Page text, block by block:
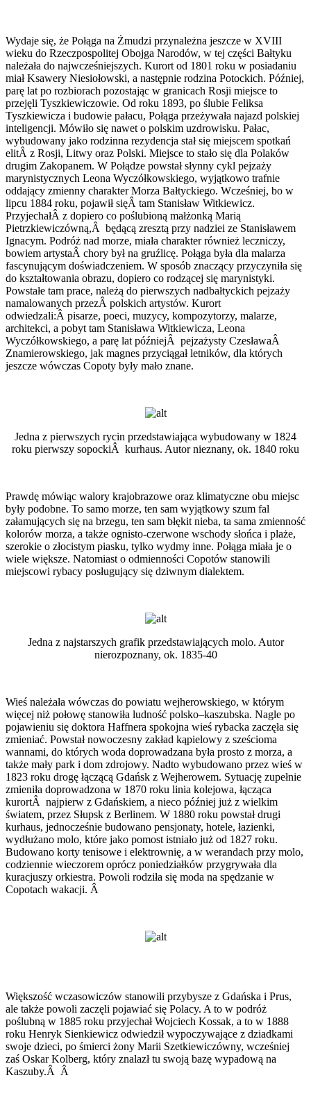
Wydaje się, że Połąga na Żmudzi przynależna jeszcze w XVIII
wieku do Rzeczpospolitej Obojga Narodów, w tej części Bałtyku
należała do najwcześniejszych. Kurort od 1801 roku w posiadaniu
miał Ksawery Niesiołowski, a następnie rodzina Potockich. Później,
parę lat po rozbiorach pozostając w granicach Rosji miejsce to
przejęli Tyszkiewiczowie. Od roku 1893, po ślubie Feliksa
Tyszkiewicza i budowie pałacu, Połąga przeżywała najazd polskiej
inteligencji. Mówiło się nawet o polskim uzdrowisku. Pałac,
wybudowany jako rodzinna rezydencja stał się miejscem spotkań
elitÂ z Rosji, Litwy oraz Polski. Miejsce to stało się dla Polaków
drugim Zakopanem. W Połądze powstał słynny cykl pejzaży
marynistycznych Leona Wyczółkowskiego, wyjątkowo trafnie
oddający zmienny charakter Morza Bałtyckiego. Wcześniej, bo w
lipcu 1884 roku, pojawił sięÂ tam Stanisław Witkiewicz.
PrzyjechałÂ z dopiero co poślubioną małżonką Marią
Pietrzkiewiczówną,Â będącą zresztą przy nadziei ze Stanisławem
Ignacym. Podróż nad morze, miała charakter również leczniczy,
bowiem artystaÂ chory był na gruźlicę. Połąga była dla malarza
fascynującym doświadczeniem. W sposób znaczący przyczyniła się
do kształtowania obrazu, dopiero co rodzącej się marynistyki.
Powstałe tam prace, należą do pierwszych nadbałtyckich pejzaży
namalowanych przezÂ polskich artystów. Kurort
odwiedzali:Â pisarze, poeci, muzycy, kompozytorzy, malarze,
architekci, a pobyt tam Stanisława Witkiewicza, Leona
Wyczółkowskiego, a parę lat późniejÂ pejzażysty CzesławaÂ
Znamierowskiego, jak magnes przyciągał letników, dla których
jeszcze wówczas Copoty były mało znane.
Jedna z pierwszych rycin przedstawiająca wybudowany w 1824
roku pierwszy sopockiÂ kurhaus. Autor nieznany, ok. 1840 roku
Prawdę mówiąc walory krajobrazowe oraz klimatyczne obu miejsc
były podobne. To samo morze, ten sam wyjątkowy szum fal
załamujących się na brzegu, ten sam błękit nieba, ta sama zmienność
kolorów morza, a także ognisto-czerwone wschody słońca i plaże,
szerokie o złocistym piasku, tylko wydmy inne. Połąga miała je o
wiele większe. Natomiast o odmienności Copotów stanowili
miejscowi rybacy posługujący się dziwnym dialektem.
Jedna z najstarszych grafik przedstawiających molo. Autor
nierozpoznany, ok. 1835-40
Wieś należała wówczas do powiatu wejherowskiego, w którym
więcej niż połowę stanowiła ludność polsko–kaszubska. Nagle po
pojawieniu się doktora Haffnera spokojna wieś rybacka zaczęła się
zmieniać. Powstał nowoczesny zakład kąpielowy z sześcioma
wannami, do których woda doprowadzana była prosto z morza, a
także mały park i dom zdrojowy. Nadto wybudowano przez wieś w
1823 roku drogę łączącą Gdańsk z Wejherowem. Sytuację zupełnie
zmieniła doprowadzona w 1870 roku linia kolejowa, łącząca
kurortÂ najpierw z Gdańskiem, a nieco później już z wielkim
światem, przez Słupsk z Berlinem. W 1880 roku powstał drugi
kurhaus, jednocześnie budowano pensjonaty, hotele, łazienki,
wydłużano molo, które jako pomost istniało już od 1827 roku.
Budowano korty tenisowe i elektrownię, a w werandach przy molo,
codziennie wieczorem oprócz poniedziałków przygrywała dla
kuracjuszy orkiestra. Powoli rodziła się moda na spędzanie w
Copotach wakacji. Â
Większość wczasowiczów stanowili przybysze z Gdańska i Prus,
ale także powoli zaczęli pojawiać się Polacy. A to w podróż
poślubną w 1885 roku przyjechał Wojciech Kossak, a to w 1888
roku Henryk Sienkiewicz odwiedził wypoczywające z dziadkami
swoje dzieci, po śmierci żony Marii Szetkiewiczówny, wcześniej
zaś Oskar Kolberg, który znalazł tu swoją bazę wypadową na
Kaszuby.Â Â